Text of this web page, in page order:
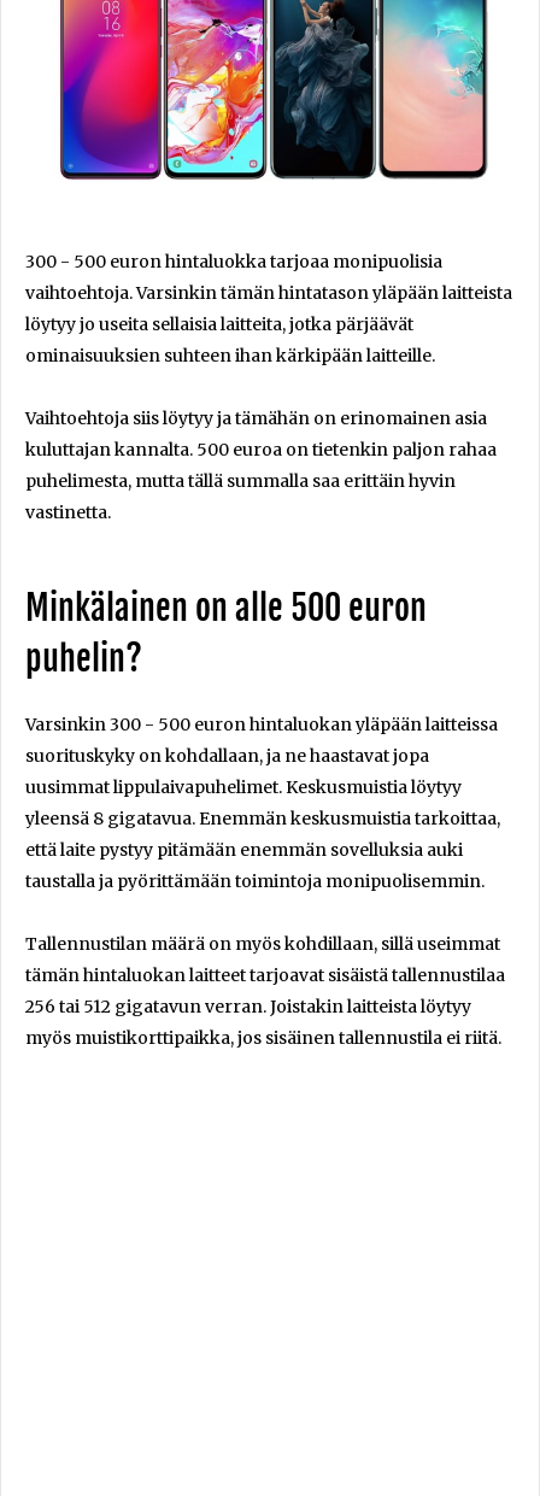
300 - 500 euron hintaluokka tarjoaa monipuolisia
vaihtoehtoja. Varsinkin tämän hintatason yläpään laitteista
löytyy jo useita sellaisia laitteita, jotka pärjäävät
ominaisuuksien suhteen ihan kärkipään laitteille.
Vaihtoehtoja siis löytyy ja tämähän on erinomainen asia
kuluttajan kannalta. 500 euroa on tietenkin paljon rahaa
puhelimesta, mutta tällä summalla saa erittäin hyvin
vastinetta.
Minkälainen on alle 500 euron
puhelin?
Varsinkin 300 - 500 euron hintaluokan yläpään laitteissa
suorituskyky on kohdallaan, ja ne haastavat jopa
uusimmat lippulaivapuhelimet. Keskusmuistia löytyy
yleensä 8 gigatavua. Enemmän keskusmuistia tarkoittaa,
että laite pystyy pitämään enemmän sovelluksia auki
taustalla ja pyörittämään toimintoja monipuolisemmin.
Tallennustilan määrä on myös kohdillaan, sillä useimmat
tämän hintaluokan laitteet tarjoavat sisäistä tallennustilaa
256 tai 512 gigatavun verran. Joistakin laitteista löytyy
myös muistikorttipaikka, jos sisäinen tallennustila ei riitä.